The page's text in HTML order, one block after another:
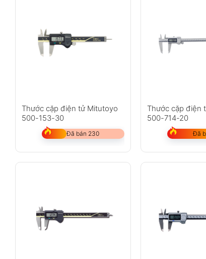
Thước cặp điện tử Mitutoyo
500-153-30
Đã bán 230
Thước cặp điện
500-714-20
Đã